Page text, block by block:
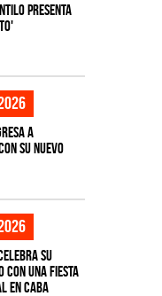
presenta
a
su nuevo
su
con una fiesta
en CABA